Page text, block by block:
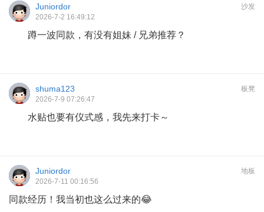
沙发
Juniordor
2026-7-2 16:49:12
蹲一波同款，有没有姐妹 / 兄弟推荐？
板凳
shuma123
2026-7-9 07:26:47
水贴也要有仪式感，我先来打卡～
地板
Juniordor
2026-7-11 00:16:56
同款经历！我当初也这么过来的😂